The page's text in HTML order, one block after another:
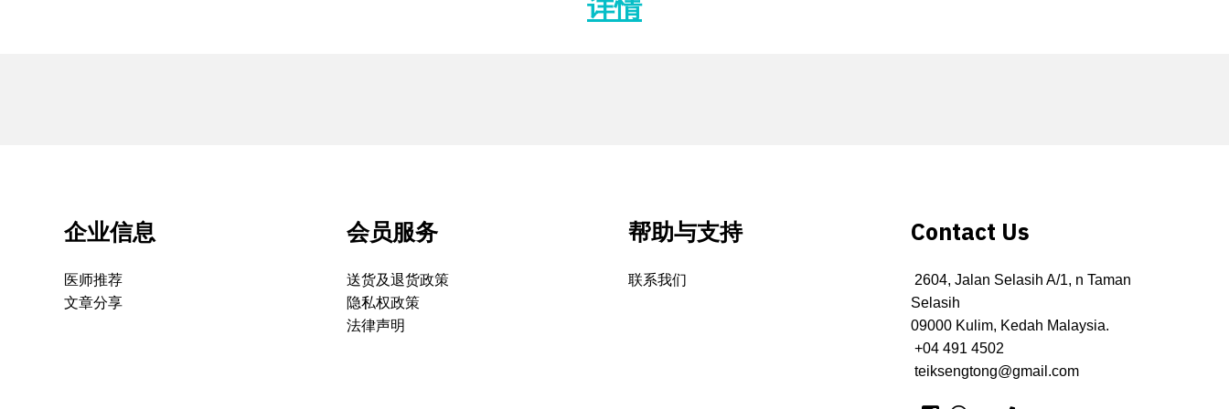
企业信息
医师推荐
文章分享
会员服务
送货及退货政策
隐私权政策
法律声明
帮助与支持
联系我们
Contact Us
2604, Jalan Selasih A/1, n Taman
Selasih
09000 Kulim, Kedah Malaysia.
+04 491 4502
teiksengtong@gmail.com